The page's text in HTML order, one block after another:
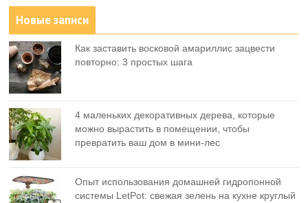
Новые записи
Как заставить восковой амариллис зацвести
повторно: 3 простых шага
4 маленьких декоративных дерева, которые
можно вырастить в помещении, чтобы
превратить ваш дом в мини-лес
Опыт использования домашней гидропонной
системы LetPot: свежая зелень на кухне круглый